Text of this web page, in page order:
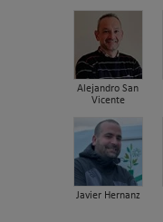
Alejandro San
Vicente
Javier Hernanz